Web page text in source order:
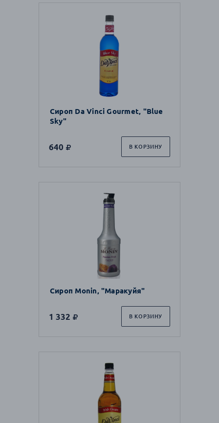
Сироп Da Vinci Gourmet, "Blue
Sky"
640 В КОРЗИНУ
Сироп Monin, "Маракуйя"
1 332 В КОРЗИНУ